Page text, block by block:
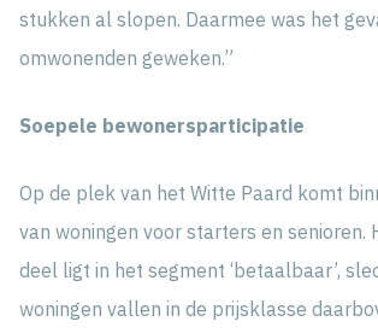
stukken al slopen. Daarmee was het
omwonenden geweken.”
Soepele bewonersparticipatie
Op de plek van het Witte Paard komt
van woningen voor starters en senioren.
deel ligt in het segment ‘betaalbaar’,
woningen vallen in de prijsklasse